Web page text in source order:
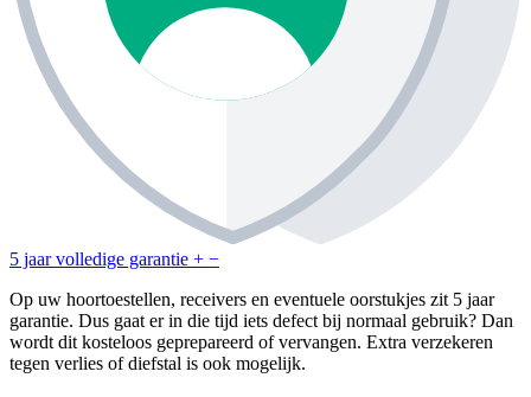
5 jaar volledige garantie + −
Op uw hoortoestellen, receivers en eventuele oorstukjes zit 5 jaar
garantie. Dus gaat er in die tijd iets defect bij normaal gebruik? Dan
wordt dit kosteloos geprepareerd of vervangen. Extra verzekeren
tegen verlies of diefstal is ook mogelijk.